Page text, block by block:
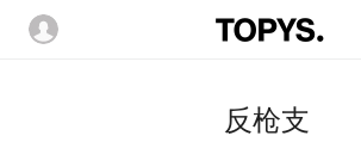
反枪支